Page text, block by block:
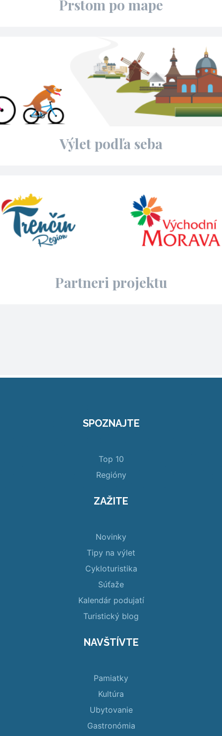
Prstom po mape
Výlet podľa seba
Partneri projektu
SPOZNAJTE
Top 10
Regióny
ZAŽITE
Novinky
Tipy na výlet
Cykloturistika
Súťaže
Kalendár podujatí
Turistický blog
NAVŠTÍVTE
Pamiatky
Kultúra
Ubytovanie
Gastronómia